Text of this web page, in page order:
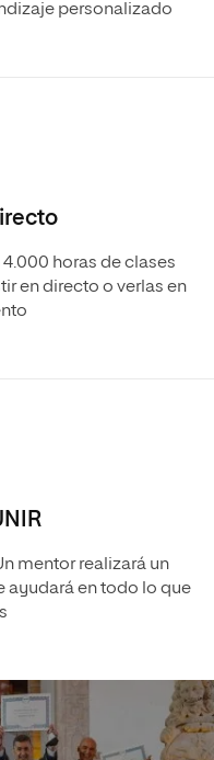
personalizado
horas de clases
en directo o verlas en
mentor realizará un
en todo lo que